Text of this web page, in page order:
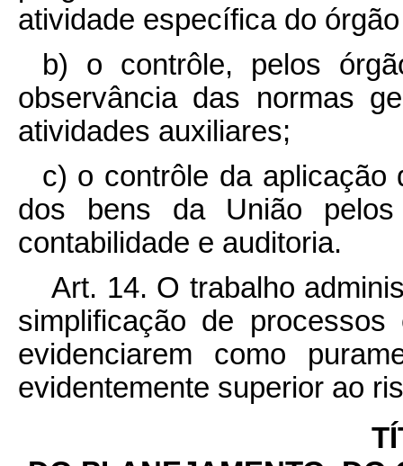
atividade específica do
b) o contrôle, pelos
observância das normas
atividades auxiliares;
c) o contrôle da aplicação
dos bens da União
contabilidade e auditoria.
Art. 14. O trabalho
simplificação de
evidenciarem como
evidentemente superior ao